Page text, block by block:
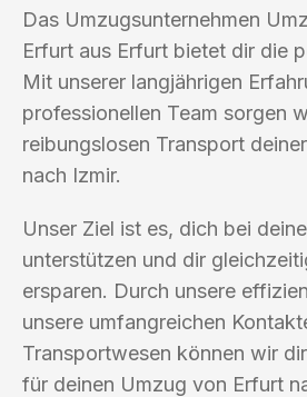
Das Umzugsunternehmen
Erfurt aus Erfurt bietet dir die
Mit unserer langjährigen
professionellen Team sorgen
reibungslosen Transport
nach Izmir.
Unser Ziel ist es, dich bei
unterstützen und dir
ersparen. Durch unsere
unsere umfangreichen
Transportwesen können wir
für deinen Umzug von Erfurt